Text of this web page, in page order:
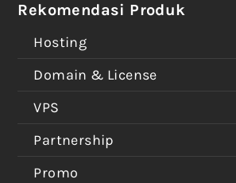
Rekomendasi Produk
Hosting
Domain & License
VPS
Partnership
Promo